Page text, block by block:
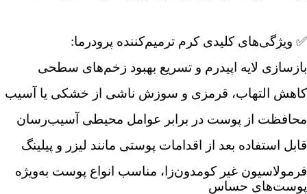
✅ ویژگی‌های کلیدی کرم ترمیم‌کننده پرودرما:
بازسازی لایه اپیدرم و تسریع بهبود زخم‌های سطحی
کاهش التهاب، قرمزی و سوزش ناشی از خشکی یا آسیب
محافظت از پوست در برابر عوامل محیطی آسیب‌رسان
قابل استفاده بعد از اقدامات پوستی مانند لیزر و پیلینگ
فرمولاسیون غیر کومدون‌زا، مناسب انواع پوست به‌ویژه
پوست‌های حساس